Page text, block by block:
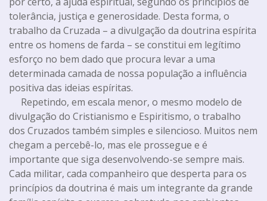
tolerância, justiça e generosidade. Desta forma, o
trabalho da Cruzada – a divulgação da doutrina espírita
entre os homens de farda – se constitui em legítimo
esforço no bem dado que procura levar a uma
determinada camada de nossa população a influência
positiva das ideias espíritas.
Repetindo, em escala menor, o mesmo modelo de
divulgação do Cristianismo e Espiritismo, o trabalho
dos Cruzados também simples e silencioso. Muitos nem
chegam a percebê-lo, mas ele prossegue e é
importante que siga desenvolvendo-se sempre mais.
Cada militar, cada companheiro que desperta para os
princípios da doutrina é mais um integrante da grande